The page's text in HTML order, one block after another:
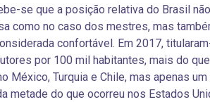
se que a posição relativa do Brasil
como no caso dos mestres, mas
confortável. Em 2017,
por 100 mil habitantes, mais do que
México, Turquia e Chile, mas apenas um
metade do que ocorreu nos Estados